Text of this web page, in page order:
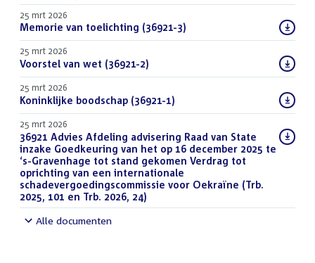
25 mrt 2026
Download
bestand:
Memorie van toelichting (36921-3)
25 mrt 2026
Download
bestand:
Voorstel van wet (36921-2)
25 mrt 2026
Download
bestand:
Koninklijke boodschap (36921-1)
25 mrt 2026
Download
bestand:
36921 Advies Afdeling advisering Raad van State
inzake Goedkeuring van het op 16 december 2025 te
‘s-Gravenhage tot stand gekomen Verdrag tot
oprichting van een internationale
schadevergoedingscommissie voor Oekraïne (Trb.
2025, 101 en Trb. 2026, 24)
Alle documenten